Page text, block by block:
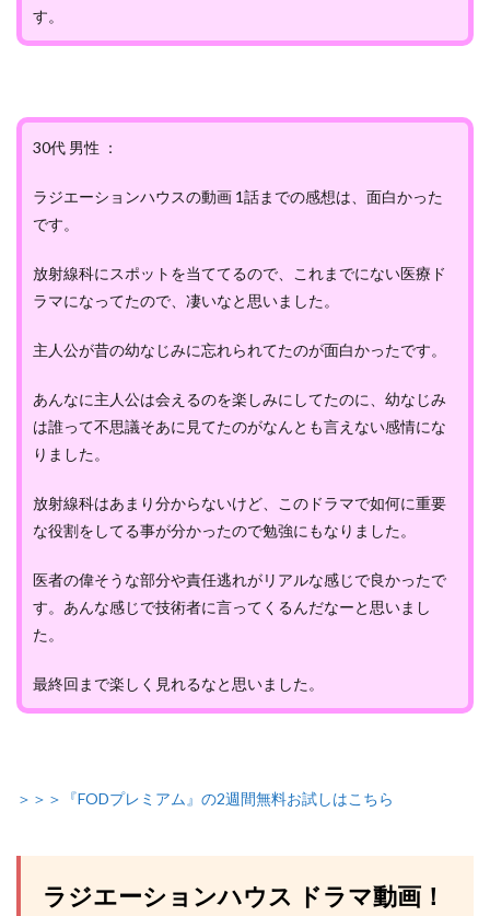
す。
30代 男性 ：
ラジエーションハウスの動画 1話までの感想は、面白かった
です。
放射線科にスポットを当ててるので、これまでにない医療ド
ラマになってたので、凄いなと思いました。
主人公が昔の幼なじみに忘れられてたのが面白かったです。
あんなに主人公は会えるのを楽しみにしてたのに、幼なじみ
は誰って不思議そあに見てたのがなんとも言えない感情にな
りました。
放射線科はあまり分からないけど、このドラマで如何に重要
な役割をしてる事が分かったので勉強にもなりました。
医者の偉そうな部分や責任逃れがリアルな感じで良かったで
す。あんな感じで技術者に言ってくるんだなーと思いまし
た。
最終回まで楽しく見れるなと思いました。
＞＞＞『FODプレミアム』の2週間無料お試しはこちら
ラジエーションハウス ドラマ動画！